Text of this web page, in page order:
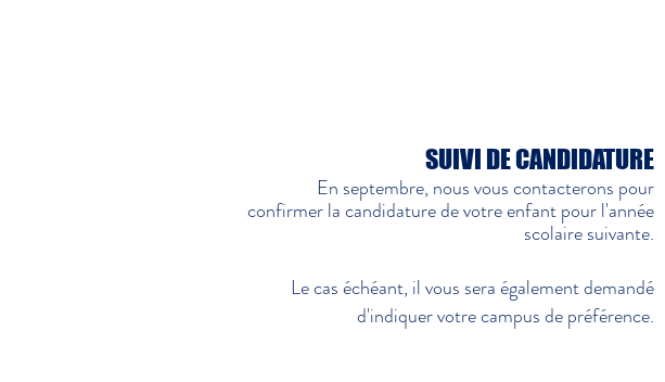
SUIVI DE CANDIDATURE
En septembre, nous vous contacterons pour
confirmer la candidature de votre enfant pour l'année
scolaire suivante.
Le cas échéant, il vous sera également demandé
d'indiquer votre campus de préférence.